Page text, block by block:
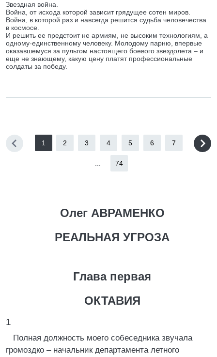
Звездная война.
Война, от исхода которой зависит грядущее сотен миров.
Война, в которой раз и навсегда решится судьба человечества
в космосе.
И решить ее предстоит не армиям, не высоким технологиям, а
одному-единственному человеку. Молодому парню, впервые
оказавшемуся за пультом настоящего боевого звездолета – и
еще не знающему, какую цену платят профессиональные
солдаты за победу.
1 2 3 4 5 6 7
74
Олег АВРАМЕНКО
РЕАЛЬНАЯ УГРОЗА
Глава первая
ОКТАВИЯ
1
Полная должность моего собеседника звучала
громоздко – начальник департамента летного